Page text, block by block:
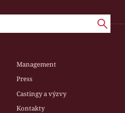
Management
Press
Castingy a výzvy
Kontakty